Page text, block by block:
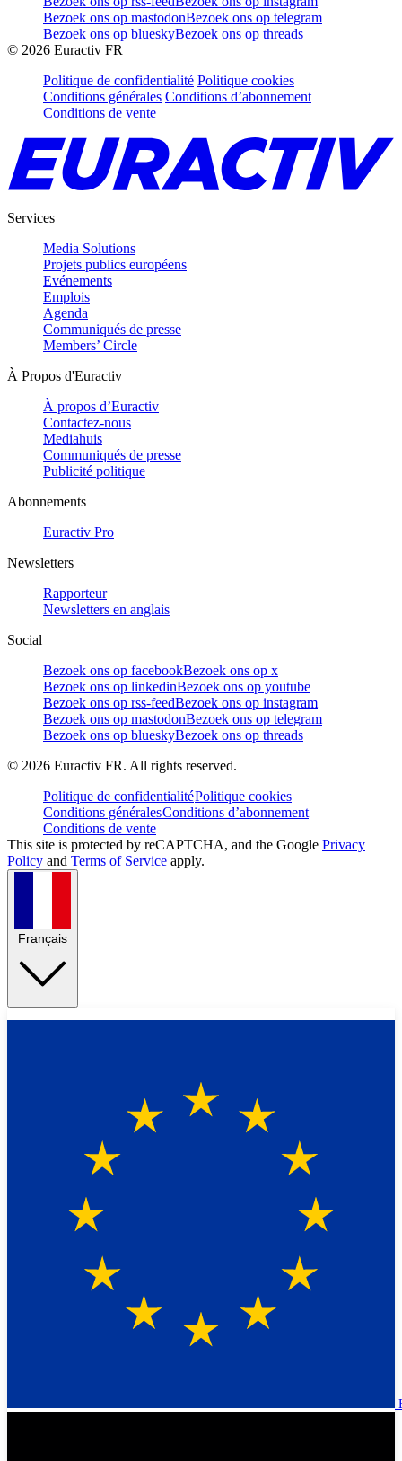
Bezoek ons op mastodonBezoek ons op telegram
Bezoek ons op blueskyBezoek ons op threads
© 2026 Euractiv FR
Politique de confidentialité Politique cookies
Conditions générales Conditions d’abonnement
Conditions de vente
Services
Media Solutions
Projets publics européens
Evénements
Emplois
Agenda
Communiqués de presse
Members’ Circle
À Propos d'Euractiv
À propos d’Euractiv
Contactez-nous
Mediahuis
Communiqués de presse
Publicité politique
Abonnements
Euractiv Pro
Newsletters
Rapporteur
Newsletters en anglais
Social
Bezoek ons op facebookBezoek ons op x
Bezoek ons op linkedinBezoek ons op youtube
Bezoek ons op rss-feedBezoek ons op instagram
Bezoek ons op mastodonBezoek ons op telegram
Bezoek ons op blueskyBezoek ons op threads
© 2026 Euractiv FR. All rights reserved.
Politique de confidentialitéPolitique cookies
Conditions généralesConditions d’abonnement
Conditions de vente
This site is protected by reCAPTCHA, and the Google Privacy
Policy and Terms of Service apply.
Français